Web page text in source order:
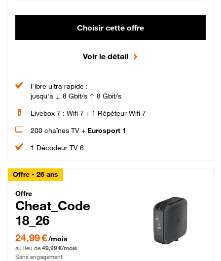
Choisir cette offre
Voir le détail
Fibre ultra rapide :
jusqu'à ↓ 8 Gbit/s ↑ 8 Gbit/s
Livebox 7 : Wifi 7 + 1 Répéteur Wifi 7
200 chaînes TV + Eurosport 1
1 Décodeur TV 6
Offre - 26 ans
Cheat_Code Fibre_18_26
Offre
Cheat_Code
18_26
24,99 € par mois pendant 0 mois puis 49,99 € par mois, Sans engagement
24,99 €/mois
au lieu de 49,99 €/mois
Sans engagement